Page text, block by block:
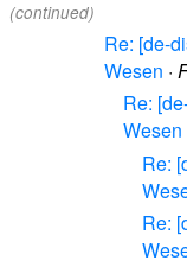
(continued)
Re: [de-
Wesen ·
Re:
Wesen
Re:
Re: